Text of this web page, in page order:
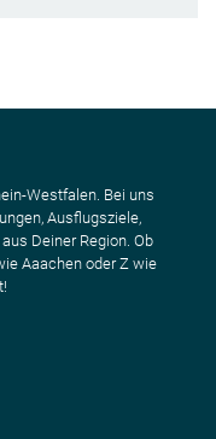
Westfalen. Bei uns
Ausflugsziele,
Deiner Region. Ob
Aaachen oder Z wie